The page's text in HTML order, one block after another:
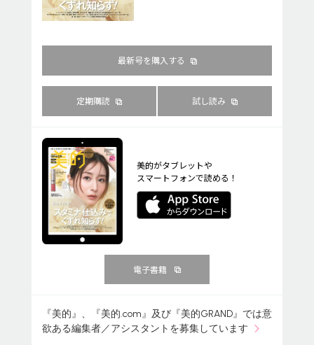
最新号を購入する
定期購読 試し読み
美的がタブレットや
スマートフォンで読める！
電子書籍
『美的』、『美的.com』及び『美的GRAND』では意
欲ある編集者／アシスタントを募集しています